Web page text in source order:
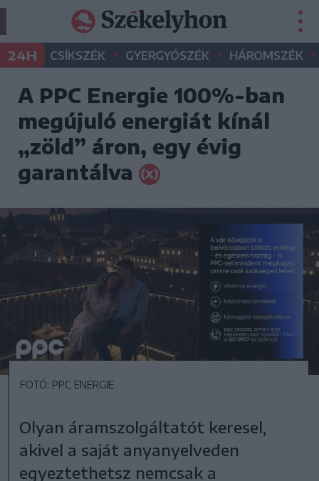
24H CSÍKSZÉK • GYERGYÓSZÉK • HÁROMSZÉK •
A PPC Energie 100%-ban
megújuló energiát kínál
„zöld” áron, egy évig
garantálva
FOTÓ: PPC ENERGIE
Olyan áramszolgáltatót keresel,
akivel a saját anyanyelveden
egyeztethetsz nemcsak a